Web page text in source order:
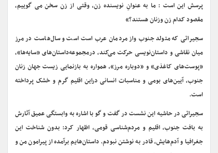
پرسش این است : ما به عنوانِ نویسنده زن، وقتی از زن سخن می گوییم،
مقصود کدام زن وزنان هستند؟»
سجیراتی که متولد جنوب واز مردمان عرب است است و سال‌هاست در مرز
میان نقاشی و داستان‌نویسی حرکت می‌کند، درمجموعه‌داستان‌های «سایه‌ها»،
«پوست‌های کاغذی» و «دوباره مرز»، همواره به بازنمایی زیست جهان زنان
جنوب، آیین‌های بومی و مناسبات انسانی دراین اقلیم گرم و خشک پرداخته
است.
سجیراتی در حاشیه این نشست در گفت و گو با اشاره به وابستگی عمیق آثارش
به بافت جنوب، اقلیم و مردم‌شناسی قومی، اظهار کرد: بدون شناخت این
جغرافیا و آدم‌هایش، قادر به نوشتن نبودم. داستان‌هایم برآمده از پیرامون من و